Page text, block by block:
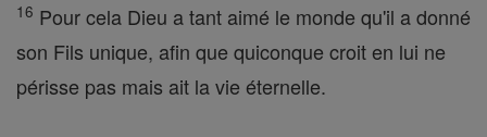
16 Pour cela Dieu a tant aimé le monde qu'il a donné
son Fils unique, afin que quiconque croit en lui ne
périsse pas mais ait la vie éternelle.